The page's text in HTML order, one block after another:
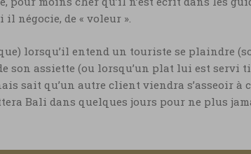
négocie, de « voleur ».
lorsqu’il entend un touriste se plaindre
son assiette (ou lorsqu’un plat lui est servi
sait qu’un autre client viendra s’asseoir à
Bali dans quelques jours pour ne plus